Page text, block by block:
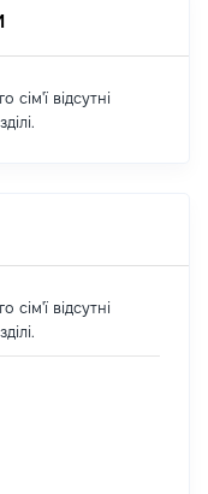
сім'ї відсутні
сім'ї відсутні